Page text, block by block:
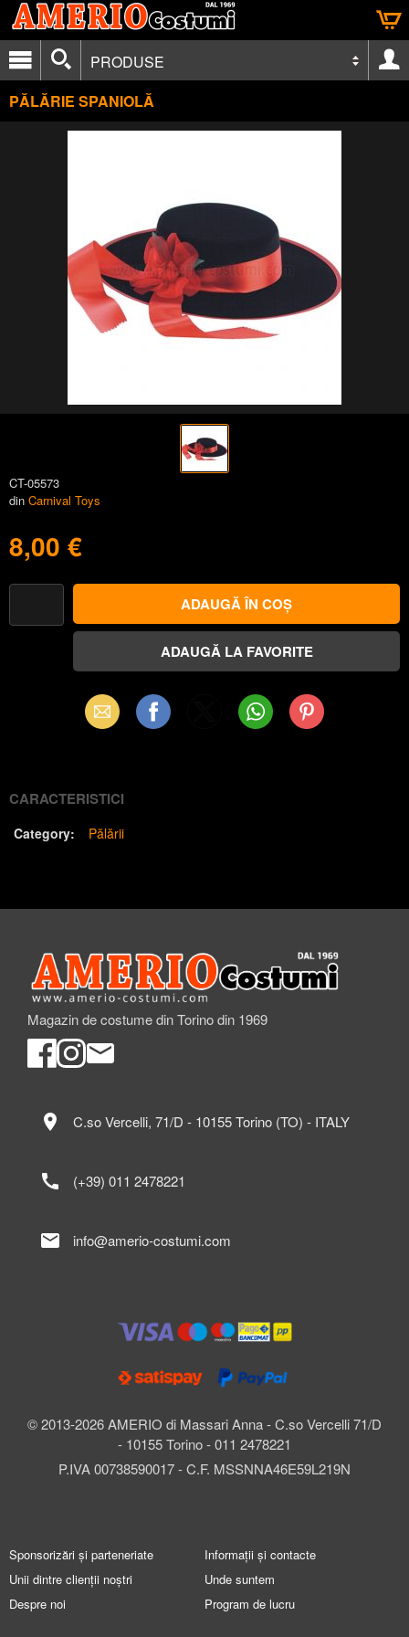
PRODUSE
PĂLĂRIE SPANIOLĂ
CT-05573
din Carnival Toys
8,00 €
Email Facebook WhatsAppPinterest
CARACTERISTICI
Category: Pălării
Magazin de costume din Torino din 1969
© 2013-2026 AMERIO di Massari Anna - C.so Vercelli 71/D
- 10155 Torino - 011 2478221
P.IVA 00738590017 - C.F. MSSNNA46E59L219N
location_on C.so Vercelli, 71/D - 10155 Torino (TO) - ITALY
call (+39) 011 2478221
mail info@amerio-costumi.com
Sponsorizări și parteneriate
Unii dintre clienții noștri
Despre noi
Informații și contacte
Unde suntem
Program de lucru